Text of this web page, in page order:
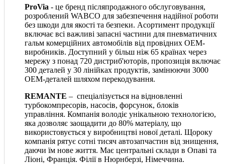
ProVia - це бренд післяпродажного обслуговування,
розроблений WABCO для забезпечення надійної роботи
без шкоди для якості та безпеки. Асортимент продукції
включає всі важливі запасні частини для пневматичних
гальм комерційних автомобілів від провідних OEM-
виробників. Доступний у більш ніж 65 країнах через
мережу з понад 720 дистриб'юторів, пропозиція включає
300 деталей у 30 лінійках продуктів, замінюючи 3000
OEM-деталей шляхом перекодування.
REMANTE – спеціалізується на відновленні
турбокомпресорів, насосів, форсунок, блоків
управління. Компанія володіє унікальною технологією,
яка дозволяє заощадити до 80% матеріалу, що
використовується у виробництві нової деталі. Щороку
компанія рятує сотні тисяч автозапчастин від знищення,
даючи їм нове життя. Має центральні склади в Опаві та
Ліоні, Франція. Філії в Нюрнберзі, Німеччина.